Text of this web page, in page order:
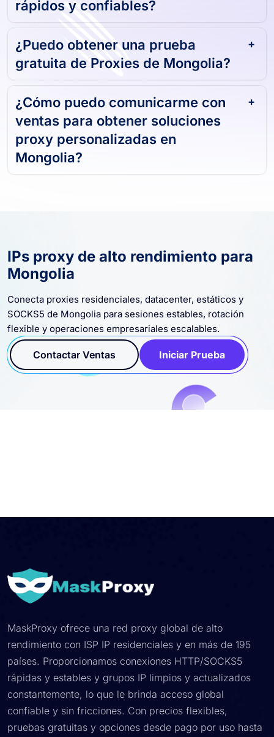
¿Puedo obtener una prueba
gratuita de Proxies de Mongolia?
¿Cómo puedo comunicarme con
ventas para obtener soluciones
proxy personalizadas en
Mongolia?
IPs proxy de alto rendimiento para
Mongolia
Conecta proxies residenciales, datacenter, estáticos y
SOCKS5 de Mongolia para sesiones estables, rotación
flexible y operaciones empresariales escalables.
Contactar Ventas Iniciar Prueba
MaskProxy ofrece una red proxy global de alto
rendimiento con ISP IP residenciales y en más de 195
países. Proporcionamos conexiones HTTP/SOCKS5
rápidas y estables y grupos IP limpios y actualizados
constantemente, lo que le brinda acceso global
confiable y sin fricciones. Con precios flexibles,
pruebas gratuitas y opciones desde pago por uso hasta